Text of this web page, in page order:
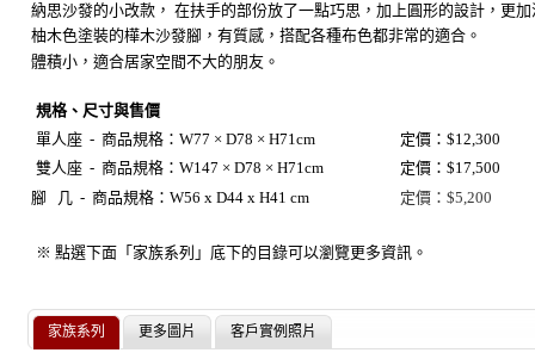
納思沙發的小改款， 在扶手的部份放了一點巧思，加上圓形的設計，更加
柚木色塗裝的樺木沙發腳，有質感，搭配各種布色都非常的適合。
體積小，適合居家空間不大的朋友。
規格、尺寸與售價
單人座 - 商品規格： W77 × D78 × H71cm
定價：$12,300
雙人座 - 商品規格： W147 × D78 × H71cm
定價：$17,500
腳 几 - 商品規格： W56 x D44 x H41 cm 定價：$5,200
※ 點選下面「家族系列」底下的目錄可以瀏覽更多資訊。
家族系列 更多圖片 客戶實例照片